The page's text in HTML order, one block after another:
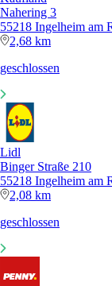
Nahering 3
55218 Ingelheim am
2,68 km
geschlossen
Lidl
Binger Straße 210
55218 Ingelheim am
2,08 km
geschlossen